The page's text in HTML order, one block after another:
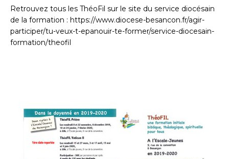
Retrouvez tous les ThéoFil sur le site du service diocésain
de la formation : https://www.diocese-besancon.fr/agir-
participer/tu-veux-t-epanouir-te-former/service-diocesain-
formation/theofil